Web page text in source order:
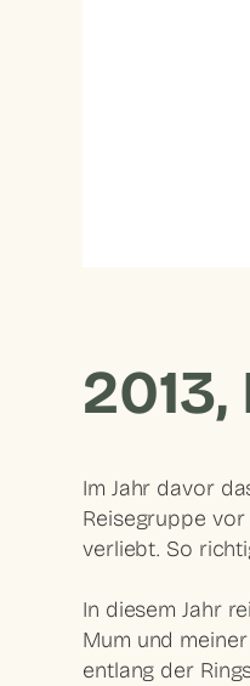
Im Jahr davor
Reisegruppe
verliebt. So
In diesem Jahr
Mum und
entlang der